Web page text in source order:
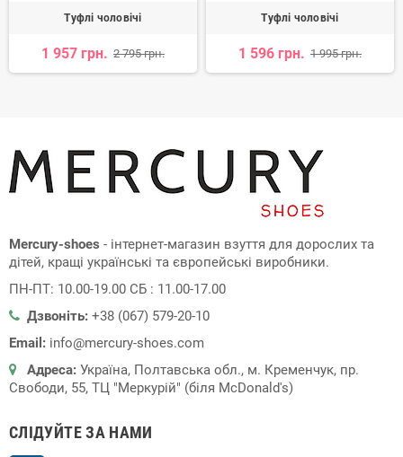
Туфлі чоловічі
1 957 грн. 2 795 грн.
Туфлі чоловічі
1 596 грн. 1 995 грн.
Mercury-shoes - інтернет-магазин взуття для дорослих та
дітей, кращі українські та європейські виробники.
ПН-ПТ: 10.00-19.00 СБ : 11.00-17.00
Дзвоніть: +38 (067) 579-20-10
Email: info@mercury-shoes.com
Адреса: Україна, Полтавська обл., м. Кременчук, пр.
Свободи, 55, ТЦ "Меркурій" (біля McDonald's)
СЛІДУЙТЕ ЗА НАМИ